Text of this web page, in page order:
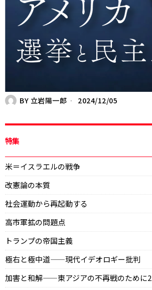
BY 立岩陽一郎 2024/12/05
特集
米＝イスラエルの戦争
改憲論の本質
社会運動から再起動する
高市軍拡の問題点
トランプの帝国主義
極右と極中道——現代イデオロギー批判
加害と和解——東アジアの不再戦のために2